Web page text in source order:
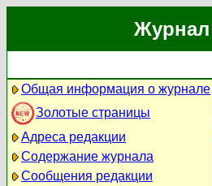
Журнал
Общая информация о журнале
Золотые страницы
Адреса редакции
Содержание журнала
Сообщения редакции